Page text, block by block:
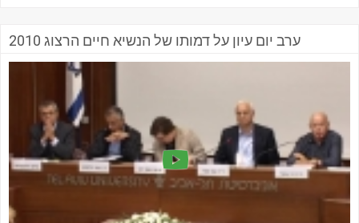
ערב יום עיון על דמותו של הנשיא חיים הרצוג 2010